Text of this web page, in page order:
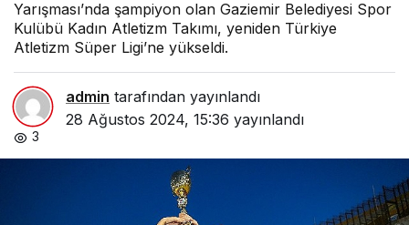
Yarışması’nda şampiyon olan Gaziemir Belediyesi Spor
Kulübü Kadın Atletizm Takımı, yeniden Türkiye
Atletizm Süper Ligi’ne yükseldi.
admin tarafından yayınlandı
28 Ağustos 2024, 15:36 yayınlandı
3